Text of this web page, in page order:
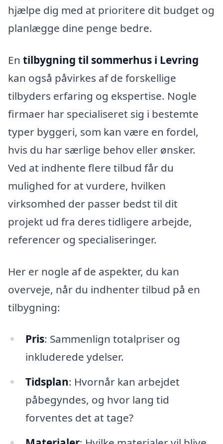
hjælpe dig med at prioritere dit budget og
planlægge dine penge bedre.
En tilbygning til sommerhus i Levring
kan også påvirkes af de forskellige
tilbyders erfaring og ekspertise. Nogle
firmaer har specialiseret sig i bestemte
typer byggeri, som kan være en fordel,
hvis du har særlige behov eller ønsker.
Ved at indhente flere tilbud får du
mulighed for at vurdere, hvilken
virksomhed der passer bedst til dit
projekt ud fra deres tidligere arbejde,
referencer og specialiseringer.
Her er nogle af de aspekter, du kan
overveje, når du indhenter tilbud på en
tilbygning:
Pris: Sammenlign totalpriser og
inkluderede ydelser.
Tidsplan: Hvornår kan arbejdet
påbegyndes, og hvor lang tid
forventes det at tage?